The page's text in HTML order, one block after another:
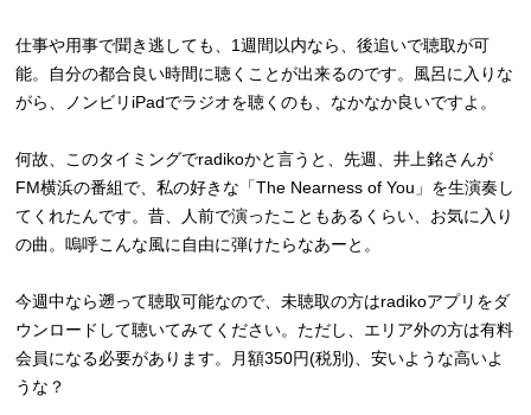
仕事や用事で聞き逃しても、1週間以内なら、後追いで聴取が可
能。自分の都合良い時間に聴くことが出来るのです。風呂に入りな
がら、ノンビリiPadでラジオを聴くのも、なかなか良いですよ。
何故、このタイミングでradikoかと言うと、先週、井上銘さんが
FM横浜の番組で、私の好きな「The Nearness of You」を生演奏し
てくれたんです。昔、人前で演ったこともあるくらい、お気に入り
の曲。嗚呼こんな風に自由に弾けたらなあーと。
今週中なら遡って聴取可能なので、未聴取の方はradikoアプリをダ
ウンロードして聴いてみてください。ただし、エリア外の方は有料
会員になる必要があります。月額350円(税別)、安いような高いよ
うな？